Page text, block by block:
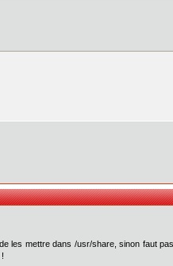
les mettre dans /usr/share, sinon faut